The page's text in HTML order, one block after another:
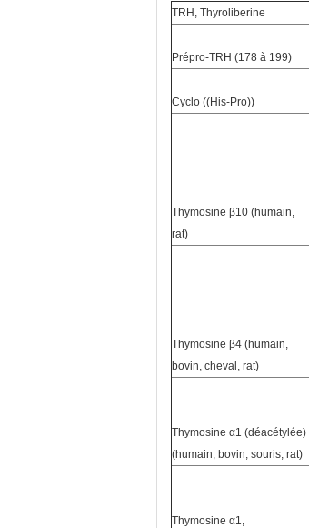
TRH, Thyroliberine
Prépro-TRH (178 à 199)
Cyclo ((His-Pro))
Thymosine β10 (humain,
rat)
Thymosine β4 (humain,
bovin, cheval, rat)
Thymosine α1 (déacétylée)
(humain, bovin, souris, rat)
Thymosine α1,